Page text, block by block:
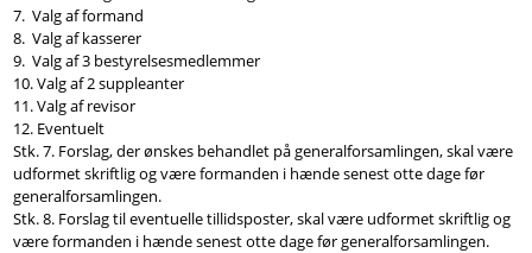
7. Valg af formand
8. Valg af kasserer
9. Valg af 3 bestyrelsesmedlemmer
10. Valg af 2 suppleanter
11. Valg af revisor
12. Eventuelt
Stk. 7. Forslag, der ønskes behandlet på generalforsamlingen, skal være
udformet skriftlig og være formanden i hænde senest otte dage før
generalforsamlingen.
Stk. 8. Forslag til eventuelle tillidsposter, skal være udformet skriftlig og
være formanden i hænde senest otte dage før generalforsamlingen.